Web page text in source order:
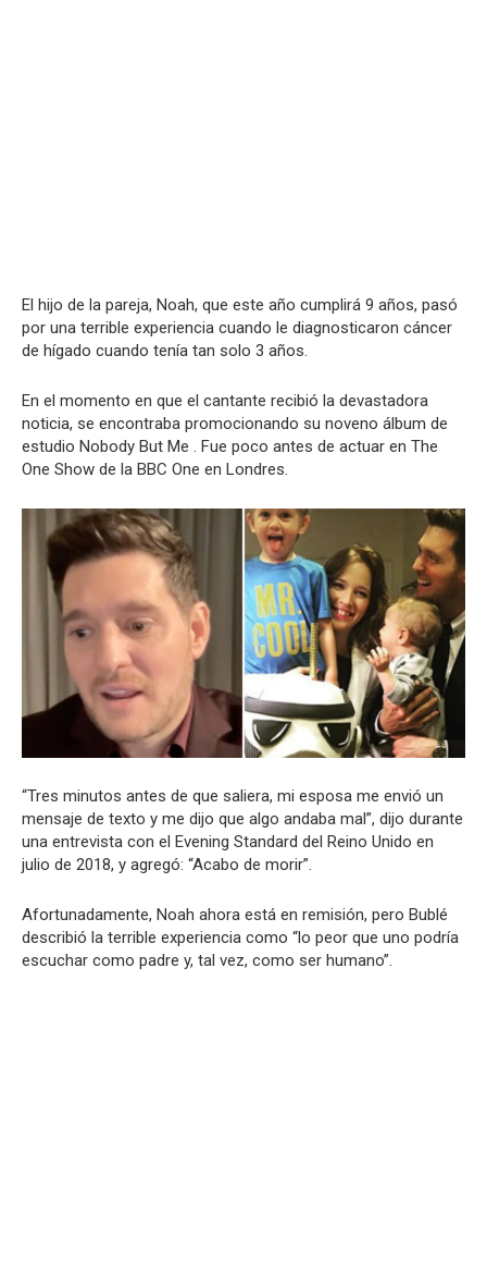
El hijo de la pareja, Noah, que este año cumplirá 9 años, pasó
por una terrible experiencia cuando le diagnosticaron cáncer
de hígado cuando tenía tan solo 3 años.
En el momento en que el cantante recibió la devastadora
noticia, se encontraba promocionando su noveno álbum de
estudio Nobody But Me . Fue poco antes de actuar en The
One Show de la BBC One en Londres.
“Tres minutos antes de que saliera, mi esposa me envió un
mensaje de texto y me dijo que algo andaba mal”, dijo durante
una entrevista con el Evening Standard del Reino Unido en
julio de 2018, y agregó: “Acabo de morir”.
Afortunadamente, Noah ahora está en remisión, pero Bublé
describió la terrible experiencia como “lo peor que uno podría
escuchar como padre y, tal vez, como ser humano”.